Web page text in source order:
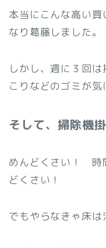
本当にこんな高い
なり葛藤しました。
しかし、週に３回
こりなどのゴミが気
そして、掃除機
めんどくさい！ 時
どくさい！
でもやらなきゃ床は